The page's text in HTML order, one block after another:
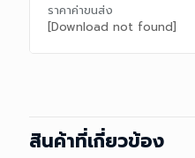
ราคาค่าขนส่ง
[Download not found]
สินค้าที่เกี่ยวข้อง